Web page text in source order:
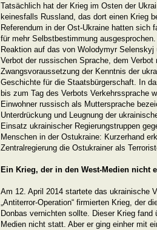
Tatsächlich hat der Krieg im Osten der
keinesfalls Russland, das dort einen Krieg
Referendum in der Ost-Ukraine hatten sich
für mehr Selbstbestimmung
Reaktion auf das von Wolodymyr
Verbot der russischen Sprache, dem
Zwangsvoraussetzung der Kenntnis der
Geschichte für die Staatsbürgerschaft. In
bis zum Tag des Verbots Verkehrssprache
Einwohner russisch als Muttersprache
Unterdrückung und Leugnung der
Einsatz ukrainischer Regierungstruppen
Menschen in der Ostukraine: Kurzerhand
Zentralregierung die Ostukrainer als
Ein Krieg, der in den West-Medien nicht
Am 12. April 2014 startete das ukrainische
„Antiterror-Operation“ firmierten Krieg, der
Donbas vernichten sollte. Dieser Krieg fand
Medien nicht statt. Aber er ging einher mit